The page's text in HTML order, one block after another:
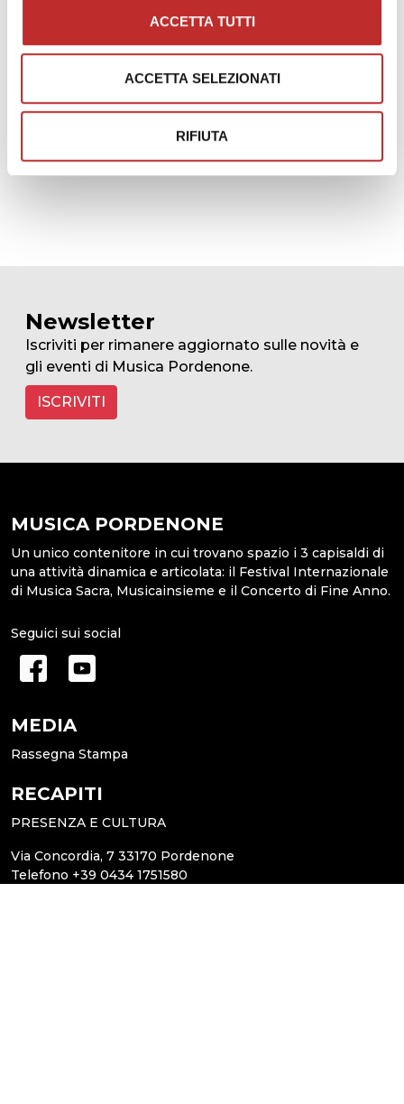
ACCETTA TUTTI
ACCETTA SELEZIONATI
RIFIUTA
Newsletter
Iscriviti per rimanere aggiornato sulle novità e
gli eventi di Musica Pordenone.
ISCRIVITI
MUSICA PORDENONE
Un unico contenitore in cui trovano spazio i 3 capisaldi di
una attività dinamica e articolata: il Festival Internazionale
di Musica Sacra, Musicainsieme e il Concerto di Fine Anno.
Seguici sui social
MEDIA
Rassegna Stampa
RECAPITI
PRESENZA E CULTURA
Via Concordia, 7 33170 Pordenone
Telefono +39 0434 1751580